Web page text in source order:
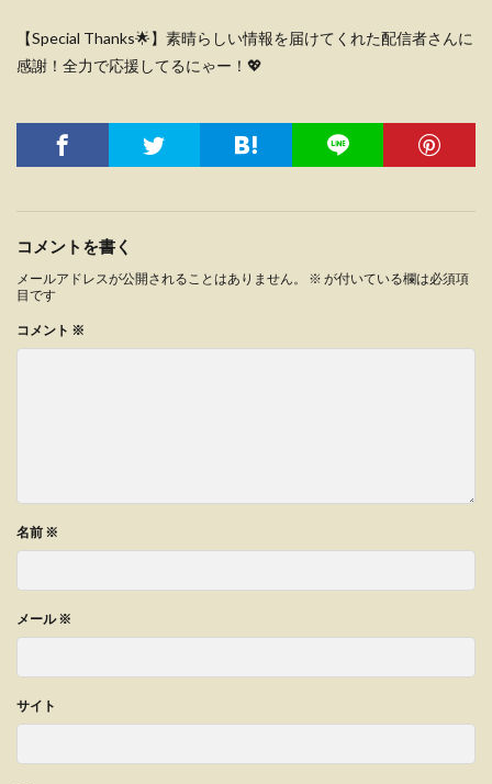
【Special Thanks🌟】素晴らしい情報を届けてくれた配信者さんに
感謝！全力で応援してるにゃー！💖
コメントを書く
メールアドレスが公開されることはありません。 ※ が付いている欄は必須項
目です
コメント ※
名前 ※
メール※
サイト